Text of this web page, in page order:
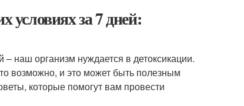
условиях за 7 дней:
наш организм нуждается в детоксикации.
возможно, и это может быть полезным
которые помогут вам провести